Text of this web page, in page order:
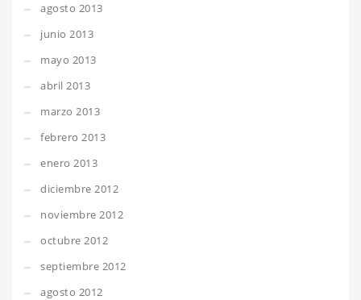
agosto 2013
junio 2013
mayo 2013
abril 2013
marzo 2013
febrero 2013
enero 2013
diciembre 2012
noviembre 2012
octubre 2012
septiembre 2012
agosto 2012